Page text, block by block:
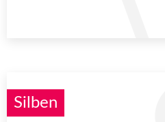
Silben